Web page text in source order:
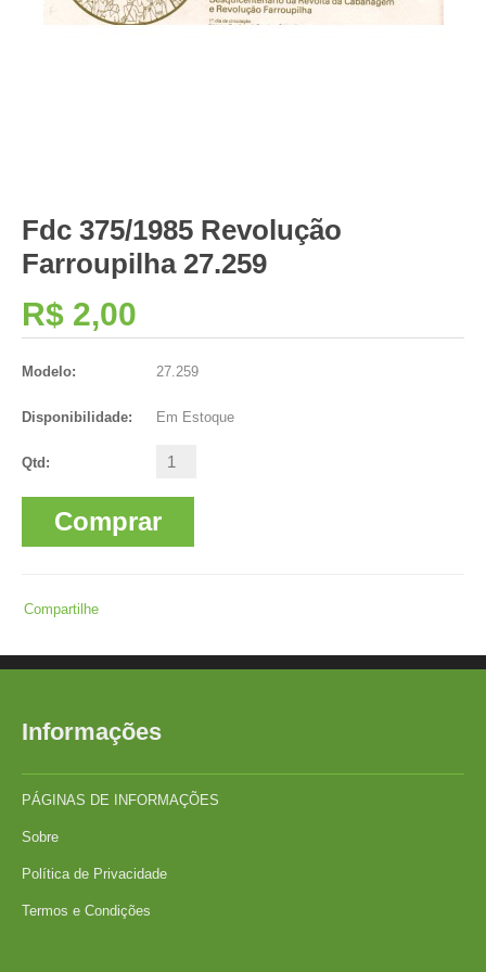
Fdc 375/1985 Revolução
Farroupilha 27.259
R$ 2,00
Modelo: 27.259
Disponibilidade: Em Estoque
Qtd:
Comprar
Compartilhe
Informações
PÁGINAS DE INFORMAÇÕES
Sobre
Política de Privacidade
Termos e Condições